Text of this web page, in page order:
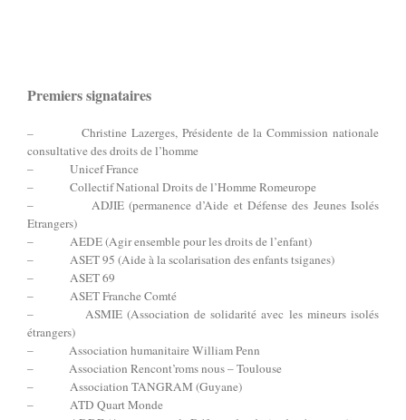
Premiers signataires
–Christine Lazerges, Présidente de la Commission nationale
consultative des droits de l’homme
– Unicef France
– Collectif National Droits de l’Homme Romeurope
– ADJIE (permanence d’Aide et Défense des Jeunes Isolés
Etrangers)
– AEDE (Agir ensemble pour les droits de l’enfant)
– ASET 95 (Aide à la scolarisation des enfants tsiganes)
– ASET 69
– ASET Franche Comté
– ASMIE (Association de solidarité avec les mineurs isolés
étrangers)
– Association humanitaire William Penn
– Association Rencont’roms nous – Toulouse
– Association TANGRAM (Guyane)
– ATD Quart Monde